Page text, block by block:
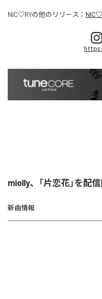
NIC♡RYの他のリリース：
miolly、「片恋花」を配
新曲情報